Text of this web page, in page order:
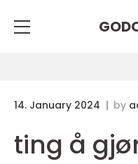
14. January 2024 by
ting å